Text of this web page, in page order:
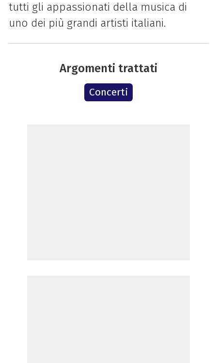
tutti gli appassionati della musica di
uno dei più grandi artisti italiani.
Argomenti trattati
Concerti